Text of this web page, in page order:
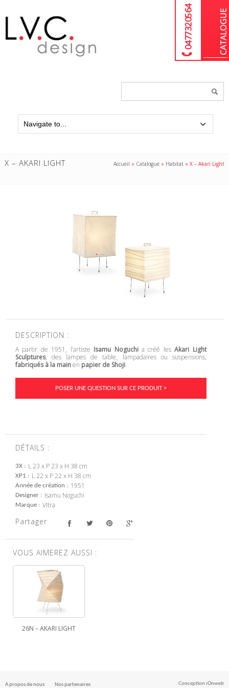
04 77 32 05 64
X – AKARI LIGHT Accueil » Catalogue » Habitat »X – Akari Light
DESCRIPTION :
A partir de 1951, l’artiste Isamu Noguchia créé lesAkari Light
Sculptures, des lampes de table, lampadaires ou suspensions,
fabriqués à la mainen papier de Shoji.
POSER UNE QUESTION SUR CE PRODUIT >
DÉTAILS :
3X L 23 x P 23 x H 38 cm
XP1 L 22 x P 22 x H 38 cm
Année de création 1951
Designer Isamu Noguchi
Marque VItra
Partager
VOUS AIMEREZ AUSSI :
26N – AKARI LIGHT
A propos de nous Nos partenaires Conception iOnweb